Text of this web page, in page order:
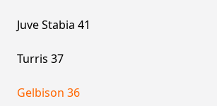
Juve Stabia 41
Turris 37
Gelbison 36